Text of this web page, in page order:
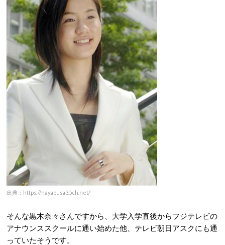
出典：https://hayabusa3.5ch.net/
そんな黒木奈々さんですから、大学入学直後からフジテレビの
アナウンススクールに通い始めた他、テレビ朝日アスクにも通
っていたそうです。